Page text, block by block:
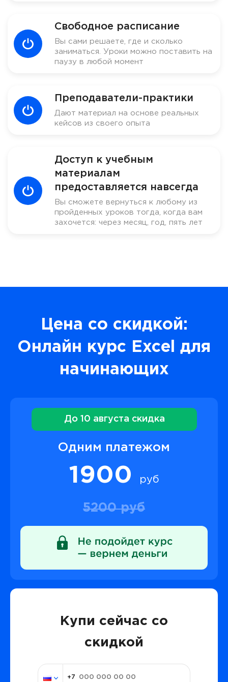
Свободное расписание
Вы сами решаете, где и сколько
заниматься. Уроки можно поставить на
паузу в любой момент
Преподаватели-практики
Дают материал на основе реальных
кейсов из своего опыта
Доступ к учебным
материалам
предоставляется навсегда
Вы сможете вернуться к любому из
пройденных уроков тогда, когда вам
захочется: через месяц, год, пять лет
Цена со скидкой:
Онлайн курс Excel для
начинающих
До 10 августа скидка
Одним платежом
1900 руб
5200 руб
Купи сейчас со
скидкой